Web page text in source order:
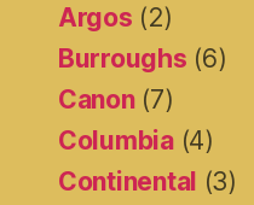
Argos (2)
Burroughs (6)
Canon(7)
Columbia(4)
Continental (3)